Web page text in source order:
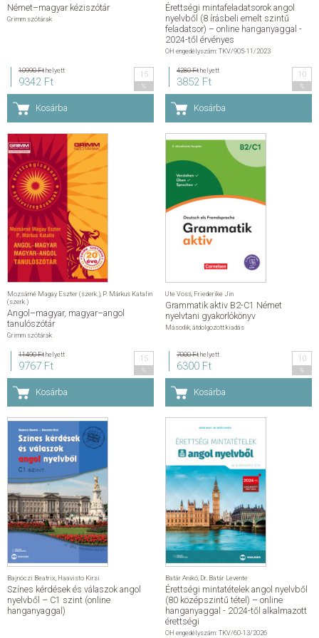
Német–magyar kéziszótár
Grimm szótárak
10990 Fthelyett
9342 Ft
15
Kosárba
Érettségi mintafeladatsorok angol
nyelvből (8 írásbeli emelt szintű
feladatsor) – online hanganyaggal -
2024-től érvényes
OH engedélyszám: TKV/905-11/2023
4280 Fthelyett
3852 Ft
10
Kosárba
Mozsárné Magay Eszter (szerk.) P. Márkus Katalin
(szerk.)
Angol–magyar, magyar–angol
tanulószótár
Grimm szótárak
11490 Fthelyett
9767 Ft
15
Kosárba
Ute Voss Friederike Jin
Grammatik aktiv B2-C1 Német
nyelvtani gyakorlókönyv
Második, átdolgozott kiadás
7000 Fthelyett
6300 Ft
10
Kosárba
Bajnóczi Beatrix Haavisto Kirsi
Színes kérdések és válaszok angol
nyelvből – C1 szint (online
hanganyaggal)
Batár Anikó Dr. Batár Levente
Érettségi mintatételek angol nyelvből
(80 középszintű tétel) – online
hanganyaggal - 2024-től alkalmazott
érettségi
OH engedélyszám: TKV/60-13/2026